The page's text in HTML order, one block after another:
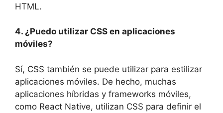
HTML.
4. ¿Puedo utilizar CSS en aplicaciones
móviles?
Sí, CSS también se puede utilizar para estilizar
aplicaciones móviles. De hecho, muchas
aplicaciones híbridas y frameworks móviles,
como React Native, utilizan CSS para definir el